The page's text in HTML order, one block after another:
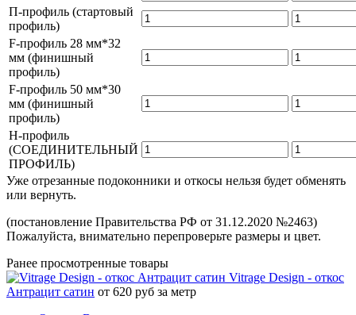
П-профиль (стартовый
профиль)
F-профиль 28 мм*32
мм (финишный
профиль)
F-профиль 50 мм*30
мм (финишный
профиль)
Н-профиль
(СОЕДИНИТЕЛЬНЫЙ
ПРОФИЛЬ)
Уже отрезанные подоконники и откосы нельзя будет обменять
или вернуть.
(постановление Правительства РФ от 31.12.2020 №2463)
Пожалуйста, внимательно перепроверьте размеры и цвет.
Ранее просмотренные товары
Vitrage Design - откос
Антрацит сатин от 620 руб за метр